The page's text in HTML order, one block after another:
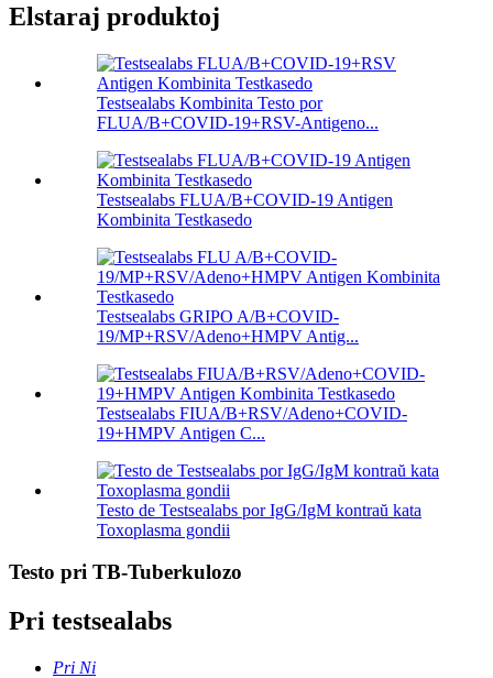
Elstaraj produktoj
Testsealabs Kombinita Testo por
FLUA/B+COVID-19+RSV-Antigeno...
Testsealabs FLUA/B+COVID-19 Antigen
Kombinita Testkasedo
Testsealabs GRIPO A/B+COVID-
19/MP+RSV/Adeno+HMPV Antig...
Testsealabs FIUA/B+RSV/Adeno+COVID-
19+HMPV Antigen C...
Testo de Testsealabs por IgG/IgM kontraŭ kata
Toxoplasma gondii
Testo pri TB-Tuberkulozo
Pri testsealabs
Pri Ni